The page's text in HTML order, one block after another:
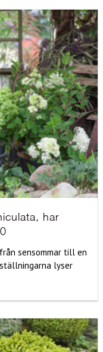
har
sensommar till en
lyser